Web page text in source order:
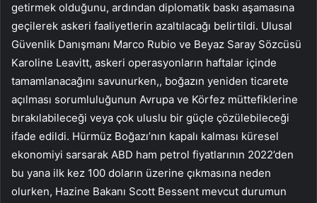
getirmek olduğunu, ardından diplomatik baskı aşamasına
geçilerek askeri faaliyetlerin azaltılacağı belirtildi. Ulusal
Güvenlik Danışmanı Marco Rubio ve Beyaz Saray Sözcüsü
Karoline Leavitt, askeri operasyonların haftalar içinde
tamamlanacağını savunurken,, boğazın yeniden ticarete
açılması sorumluluğunun Avrupa ve Körfez müttefiklerine
bırakılabileceği veya çok uluslu bir güçle çözülebileceği
ifade edildi. Hürmüz Boğazı’nın kapalı kalması küresel
ekonomiyi sarsarak ABD ham petrol fiyatlarının 2022’den
bu yana ilk kez 100 doların üzerine çıkmasına neden
olurken, Hazine Bakanı Scott Bessent mevcut durumun